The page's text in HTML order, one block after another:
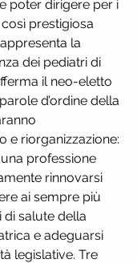
poter dirigere per i
prestigiosa
la
dei pediatri di
il neo-eletto
d’ordine della
e riorganizzazione:
professione
rinnovarsi
ai sempre più
salute della
e adeguarsi
legislative. Tre